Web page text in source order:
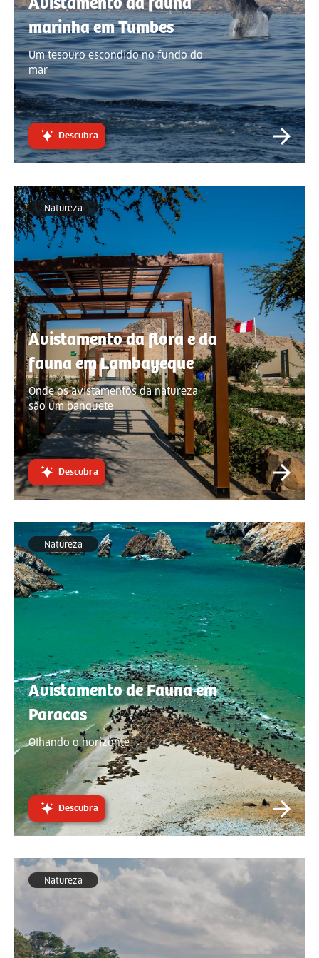
Avistamento da fauna
marinha em Tumbes
Um tesouro escondido no fundo do
mar
Descubra
Natureza
Avistamento da flora e da
fauna em Lambayeque
Onde os avistamentos da natureza
são um banquete
Descubra
Natureza
Avistamento de Fauna em
Paracas
Olhando o horizonte
Descubra
Natureza